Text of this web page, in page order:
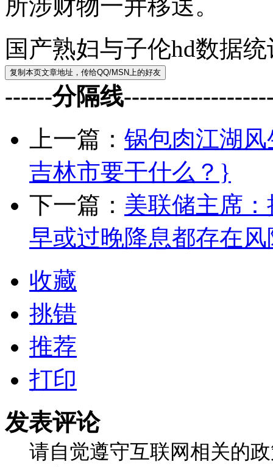
所涉财物一并移送。
国产熟妇与子伦hd数据
------分隔线
上一篇： 锅包肉江湖
吉林市要干什么？}
下一篇： 美联储主席
早或过晚降息都存在风
收藏
挑错
推荐
打印
发表评论
请自觉遵守互联网相关的